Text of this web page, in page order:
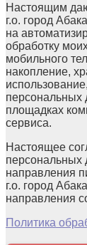
Настоящим
г.о. город
на
обработку
мобильного
накопление,
персональных
площадках
сервиса.
Настоящее
персональных
направления
г.о. город
направления
Политика